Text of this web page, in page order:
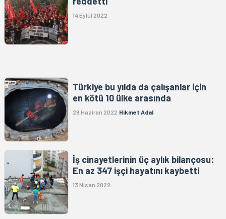
14 Eylül 2022
Türkiye bu yılda da çalışanlar için
en kötü 10 ülke arasında
28 Haziran 2022 Hikmet Adal
İş cinayetlerinin üç aylık bilançosu:
En az 347 işçi hayatını kaybetti
13 Nisan 2022